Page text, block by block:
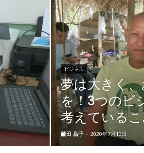
ビジネス
夢は大きく
を！3つのビ
考えているこ
藤田 昌子 - 2020年7月10日